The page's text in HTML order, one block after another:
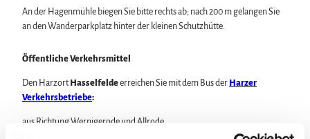
An der Hagenmühle biegen Sie bitte rechts ab; nach 200 m gelangen Sie
an den Wanderparkplatz hinter der kleinen Schutzhütte.
Öffentliche Verkehrsmittel
Den Harzort Hasselfeldeerreichen Sie mit dem Bus der Harzer
Verkehrsbetriebe:
aus Richtung Wernigerode und Allrode